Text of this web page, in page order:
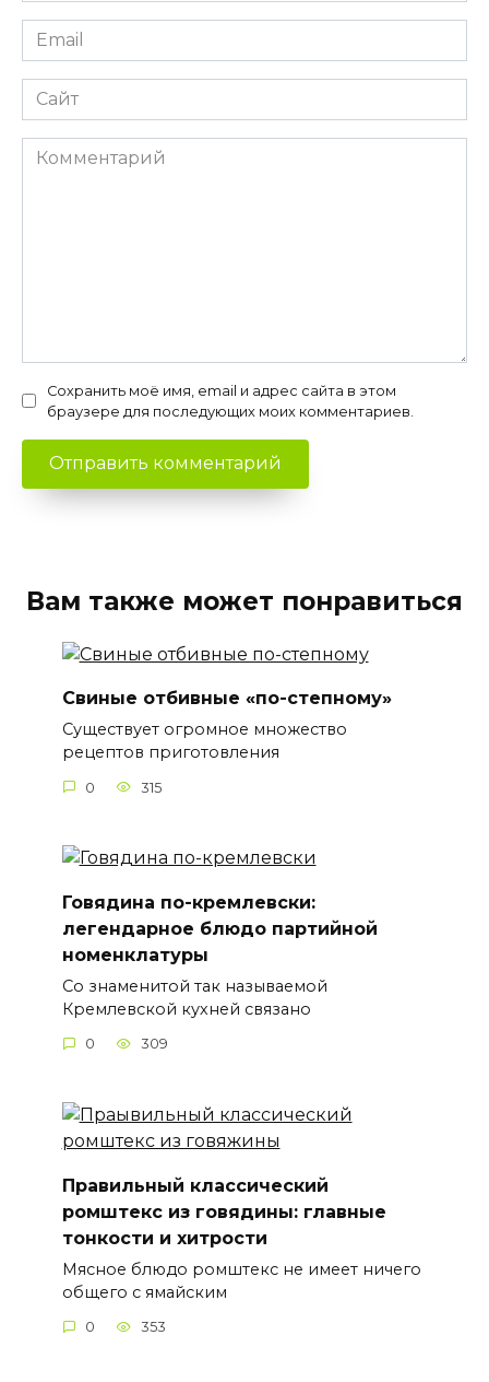
Email
*
Сайт
Комментарий
Сохранить моё имя, email и адрес сайта в этом
браузере для последующих моих комментариев.
Вам также может понравиться
Свиные отбивные «по-степному»
Существует огромное множество
рецептов приготовления
0 315
Говядина по-кремлевски:
легендарное блюдо партийной
номенклатуры
Со знаменитой так называемой
Кремлевской кухней связано
0 309
Правильный классический
ромштекс из говядины: главные
тонкости и хитрости
Мясное блюдо ромштекс не имеет ничего
общего с ямайским
0 353